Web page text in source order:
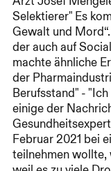
Selektierer" Es
Gewalt und
der auch auf
machte ähnliche
der
Berufsstand" -
einige der
Februar 2021 bei
teilnehmen wollte,